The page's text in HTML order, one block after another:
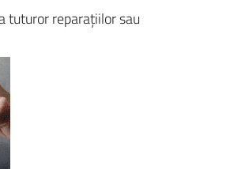
tuturor reparațiilor sau